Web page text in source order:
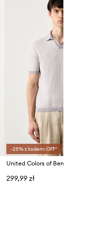
-25% z kodem: OFF*
299,99 zł